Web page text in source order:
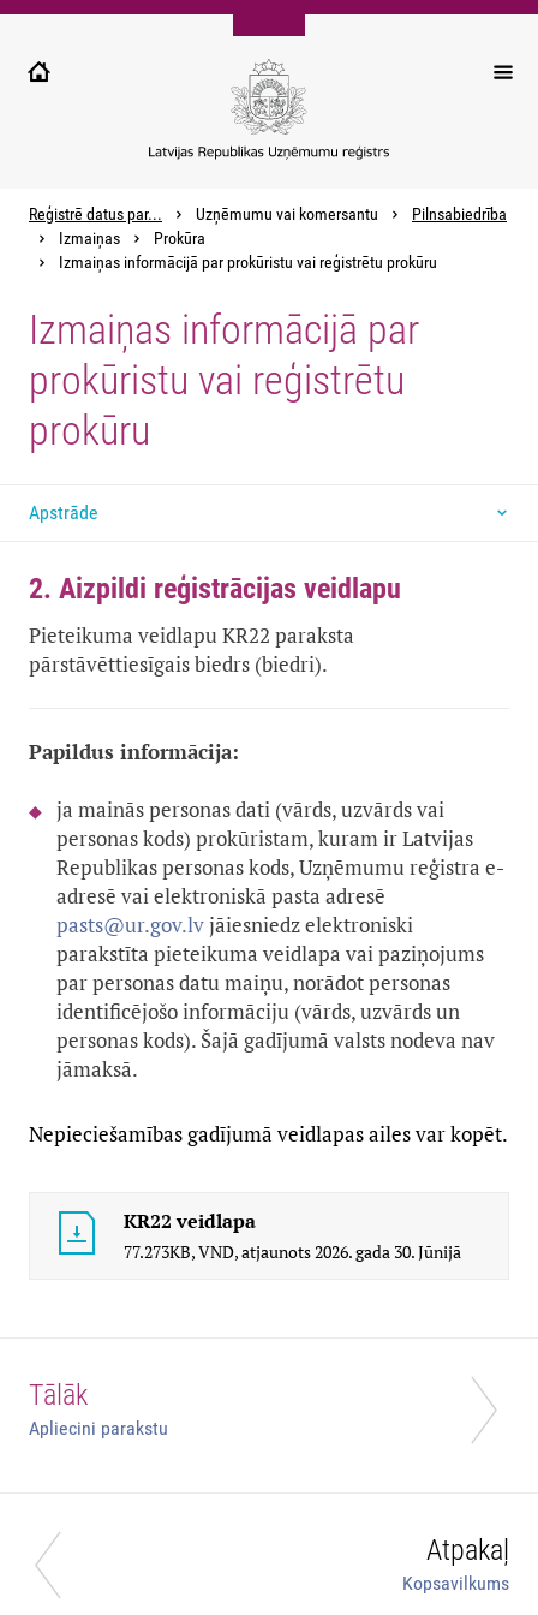
Pārlekt
galveno
Reģistrē datus par... Uzņēmumu vai komersantu
Pilnsabiedrība
Izmaiņas
Prokūra
Izmaiņas informācijā par prokūristu vai reģistrētu prokūru
Izmaiņas informācijā par
prokūristu vai reģistrētu
prokūru
Apstrāde
2. Aizpildi reģistrācijas veidlapu
Pieteikuma veidlapu KR22 paraksta
pārstāvēttiesīgais biedrs (biedri).
Papildus informācija:
ja mainās personas dati (vārds, uzvārds vai
personas kods) prokūristam, kuram ir Latvijas
Republikas personas kods, Uzņēmumu reģistra e-
adresē vai elektroniskā pasta adresē
pasts@ur.gov.lvjāiesniedz elektroniski
parakstīta pieteikuma veidlapa vai paziņojums
par personas datu maiņu, norādot personas
identificējošo informāciju (vārds, uzvārds un
personas kods). Šajā gadījumā valsts nodeva nav
jāmaksā.
Nepieciešamības gadījumā veidlapas ailes var kopēt.
KR22 veidlapa
77.273KB,VND,atjaunots2026. gada 30. Jūnijā
Tālāk
Apliecini parakstu
Atpakaļ
Kopsavilkums